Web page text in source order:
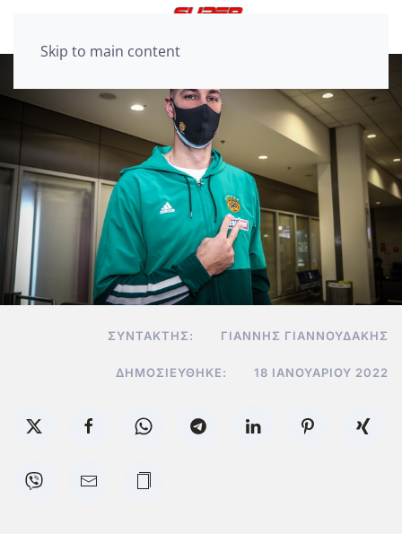
Skip to main content
ΣΥΝΤΆΚΤΗΣ: ΓΙΆΝΝΗΣ ΓΙΑΝΝΟΥΔΆΚΗΣ
ΔΗΜΟΣΙΕΎΘΗΚΕ: 18 ΙΑΝΟΥΑΡΊΟΥ 2022